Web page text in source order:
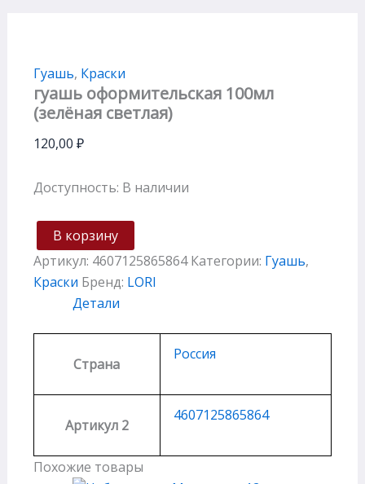
Гуашь, Краски
гуашь оформительская 100мл
(зелёная светлая)
120,00 ₽
Доступность: В наличии
В корзину
Артикул: 4607125865864 Категории: Гуашь,
Краски Бренд: LORI
Детали
Страна
Россия
Артикул 2
4607125865864
Похожие товары